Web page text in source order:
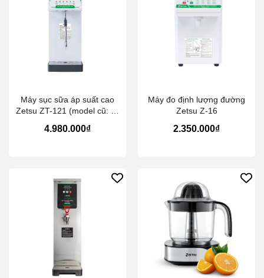
Máy sục sữa áp suất cao
Zetsu ZT-121 (model cũ: Z-
4.980.000₫
Máy đo định lượng đường
Zetsu Z-16
2.350.000₫